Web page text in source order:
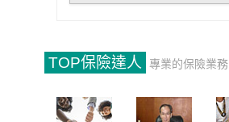
TOP保險達人 專業的保險業務